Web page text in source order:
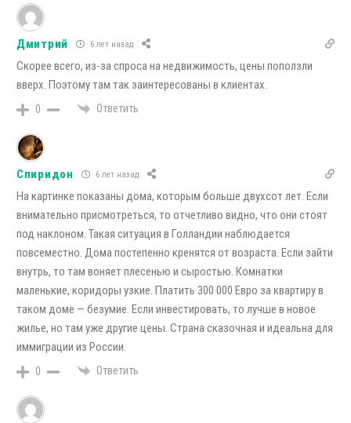
Дмитрий 6 лет назад
Скорее всего, из-за спроса на недвижимость, цены поползли
вверх. Поэтому там так заинтересованы в клиентах.
0 Ответить
Спиридон 6 лет назад
На картинке показаны дома, которым больше двухсот лет. Если
внимательно присмотреться, то отчетливо видно, что они стоят
под наклоном. Такая ситуация в Голландии наблюдается
повсеместно. Дома постепенно кренятся от возраста. Если зайти
внутрь, то там воняет плесенью и сыростью. Комнатки
маленькие, коридоры узкие. Платить 300 000 Евро за квартиру в
таком доме — безумие. Если инвестировать, то лучше в новое
жилье, но там уже другие цены. Страна сказочная и идеальна для
иммиграции из России.
0 Ответить